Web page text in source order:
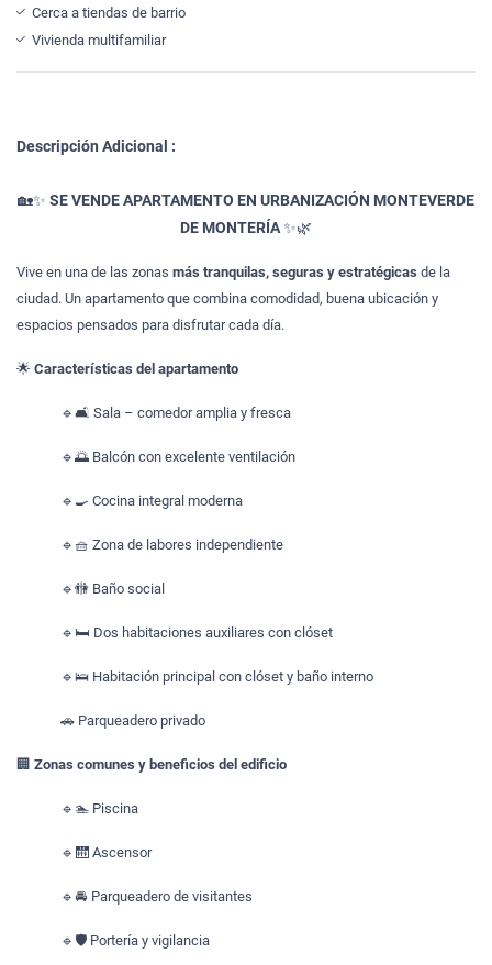
Cerca a tiendas de barrio
Vivienda multifamiliar
Descripción Adicional :
🏡✨ SE VENDE APARTAMENTO EN URBANIZACIÓN MONTEVERDE
DE MONTERÍA✨🌿
Vive en una de las zonas más tranquilas, seguras y estratégicas de la
ciudad. Un apartamento que combina comodidad, buena ubicación y
espacios pensados para disfrutar cada día.
🌟 Características del apartamento
🔹🛋️ Sala – comedor amplia y fresca
🔹🌅 Balcón con excelente ventilación
🔹🍳 Cocina integral moderna
🔹🧺 Zona de labores independiente
🔹🚻 Baño social
🔹🛏️ Dos habitaciones auxiliares con clóset
🔹🛌 Habitación principal con clóset y baño interno
🚗 Parqueadero privado
🏢 Zonas comunes y beneficios del edificio
🔹🏊 Piscina
🔹🛗 Ascensor
🔹🚘 Parqueadero de visitantes
🔹🛡️ Portería y vigilancia